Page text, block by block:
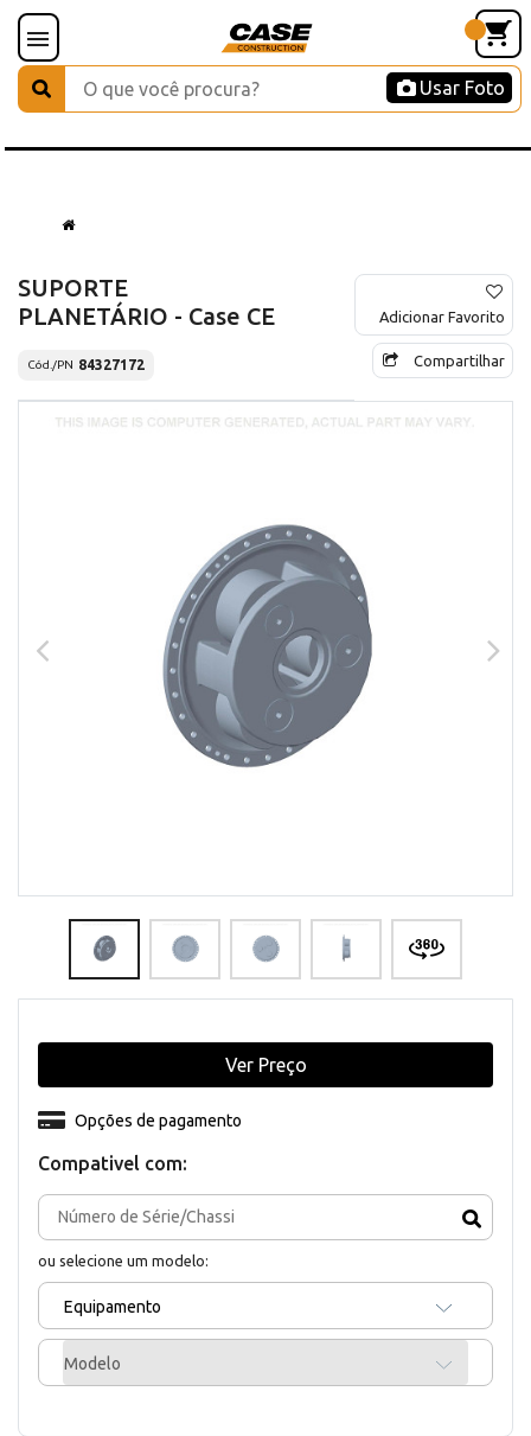
Usar Foto
SUPORTE
PLANETÁRIO - Case CE
Cód./PN 84327172
Adicionar Favorito
Compartilhar
Compativel com:
ou selecione um modelo:
Equipamento
Modelo
Opções de pagamento
Ver Preço